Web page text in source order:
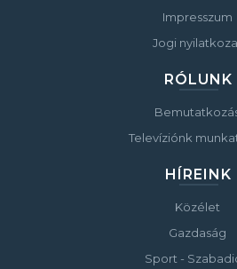
Impresszum
Jogi
RÓLUNK
Televíziónk
HÍREINK
Közélet
Gazdaság
Sport -